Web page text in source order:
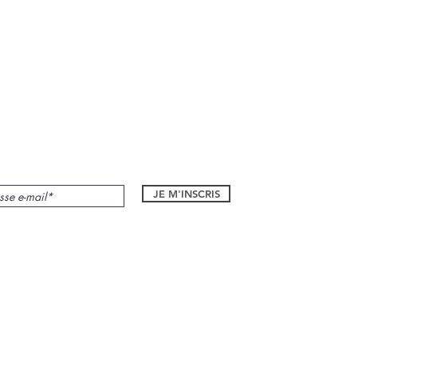
JE M'INSCRIS